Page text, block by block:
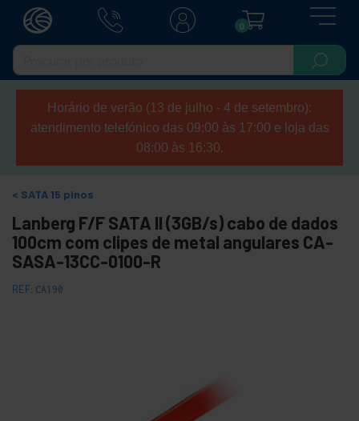
0
Horário de verão (13 de julho - 4 de setembro):
atendimento telefónico das 09:00 às 17:00 e loja das
08:00 às 16:30.
SATA 15 pinos
Lanberg F/F SATA II (3GB/s) cabo de dados
100cm com clipes de metal angulares CA-
SASA-13CC-0100-R
REF: CA190